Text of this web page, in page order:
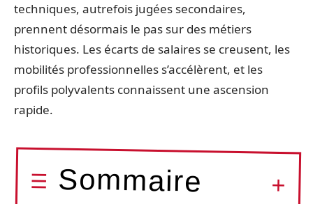
techniques, autrefois jugées secondaires,
prennent désormais le pas sur des métiers
historiques. Les écarts de salaires se creusent, les
mobilités professionnelles s’accélèrent, et les
profils polyvalents connaissent une ascension
rapide.
Sommaire